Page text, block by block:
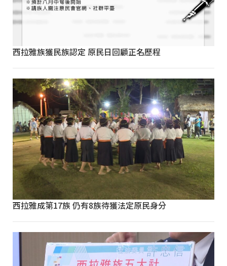
西拉雅族獲民族認定 原民日回顧正名歷程
西拉雅成第17族 仍有8族待獲法定原民身分